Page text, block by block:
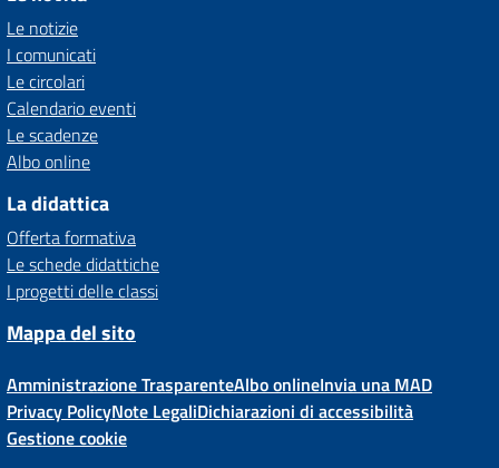
Le notizie
I comunicati
Le circolari
Calendario eventi
Le scadenze
Albo online
La didattica
Offerta formativa
Le schede didattiche
I progetti delle classi
Mappa del sito
Amministrazione TrasparenteAlbo onlineInvia una MAD
Privacy PolicyNote LegaliDichiarazioni di accessibilità
Gestione cookie